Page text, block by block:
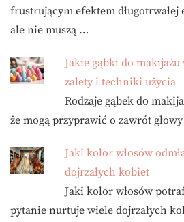
frustrującym efektem długotrwałej
ale nie muszą …
Jakie gąbki do makijażu
zalety i techniki użycia
Rodzaje gąbek do
że mogą przyprawić o zawrót
Jaki kolor włosów
dojrzałych kobiet
Jaki kolor włosów
pytanie nurtuje wiele dojrzałych